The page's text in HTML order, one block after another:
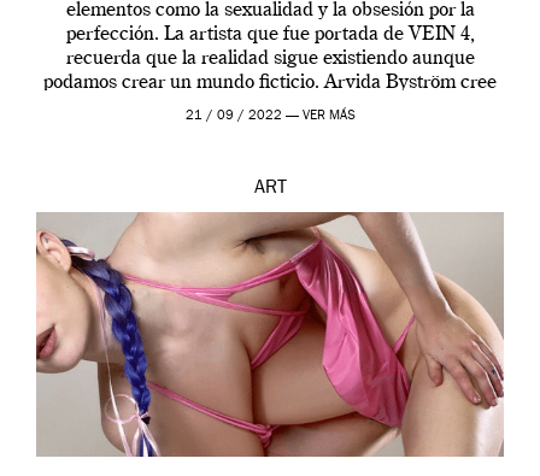
elementos como la sexualidad y la obsesión por la
perfección. La artista que fue portada de VEIN 4,
recuerda que la realidad sigue existiendo aunque
podamos crear un mundo ficticio. Arvida Byström cree
que los humanos tienen un complejo […]
21 / 09 / 2022 — VER MÁS
ART